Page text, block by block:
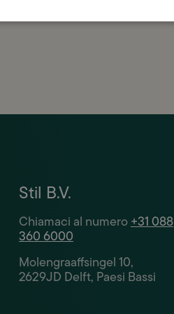
Stil B.V.
Chiamaci al numero+31 088
360 6000
Molengraaffsingel 10,
2629JD Delft, Paesi Bassi